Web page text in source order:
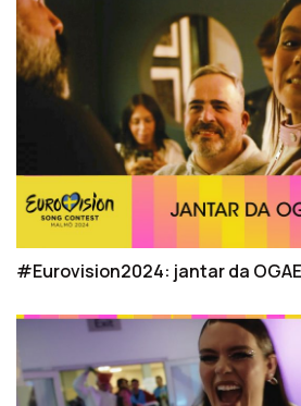
#Eurovision2024: jantar da